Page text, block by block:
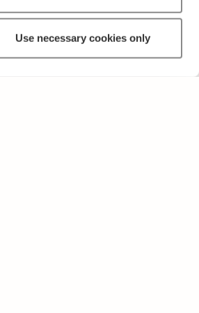
Use necessary cookies only